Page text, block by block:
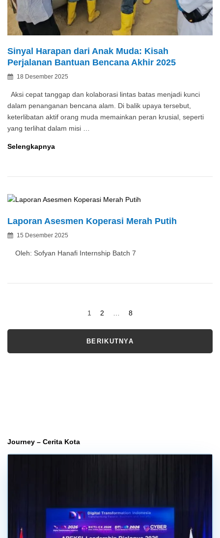
Sinyal Harapan dari Anak Muda: Kisah
Perjalanan Bantuan Bencana Akhir 2025
Posted
18 Desember 2025
Aksi cepat tanggap dan kolaborasi lintas batas menjadi kunci
dalam penanganan bencana alam. Di balik upaya tersebut,
keterlibatan aktif orang muda memainkan peran krusial, seperti
yang terlihat dalam misi …
Selengkapnya
Kisah
Bantuan
Bencana
Laporan Asesmen Koperasi Merah Putih
Posted
15 Desember 2025
Oleh: Sofyan Hanafi Internship Batch 7
pos
Page
1 Page
2 Page
8
BERIKUTNYA
Journey – Cerita Kota